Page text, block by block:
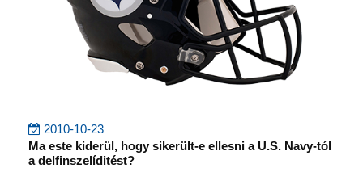
2010-10-23
Ma este kiderül, hogy sikerült-e ellesni a U.S. Navy-tól
a delfinszelíditést?